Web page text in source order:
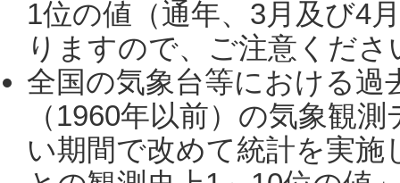
1位の値（通年、3月及び4
りますので、ご注意くだ
全国の気象台等における過
（1960年以前）の気象観
い期間で改めて統計を実